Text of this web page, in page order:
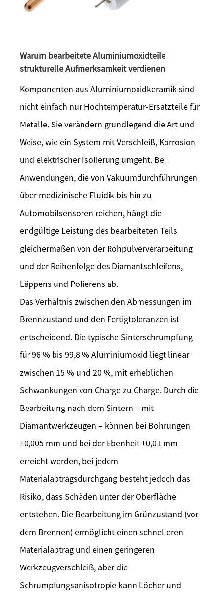
Warum bearbeitete Aluminiumoxidteile
strukturelle Aufmerksamkeit verdienen
Komponenten aus Aluminiumoxidkeramik sind
nicht einfach nur Hochtemperatur-Ersatzteile für
Metalle. Sie verändern grundlegend die Art und
Weise, wie ein System mit Verschleiß, Korrosion
und elektrischer Isolierung umgeht. Bei
Anwendungen, die von Vakuumdurchführungen
über medizinische Fluidik bis hin zu
Automobilsensoren reichen, hängt die
endgültige Leistung des bearbeiteten Teils
gleichermaßen von der Rohpulververarbeitung
und der Reihenfolge des Diamantschleifens,
Läppens und Polierens ab.
Das Verhältnis zwischen den Abmessungen im
Brennzustand und den Fertigtoleranzen ist
entscheidend. Die typische Sinterschrumpfung
für 96 % bis 99,8 % Aluminiumoxid liegt linear
zwischen 15 % und 20 %, mit erheblichen
Schwankungen von Charge zu Charge. Durch die
Bearbeitung nach dem Sintern – mit
Diamantwerkzeugen – können bei Bohrungen
±0,005 mm und bei der Ebenheit ±0,01 mm
erreicht werden, bei jedem
Materialabtragsdurchgang besteht jedoch das
Risiko, dass Schäden unter der Oberfläche
entstehen. Die Bearbeitung im Grünzustand (vor
dem Brennen) ermöglicht einen schnelleren
Materialabtrag und einen geringeren
Werkzeugverschleiß, aber die
Schrumpfungsanisotropie kann Löcher und